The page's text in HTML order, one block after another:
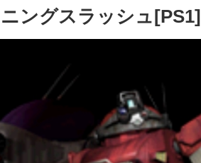
ングスラッシュ[PS1]